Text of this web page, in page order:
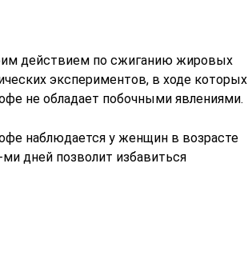
действием по сжиганию жировых
экспериментов, в ходе которых
не обладает побочными явлениями.
наблюдается у женщин в возрасте
дней позволит избавиться